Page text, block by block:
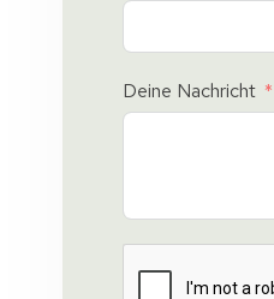
Deine Nachricht